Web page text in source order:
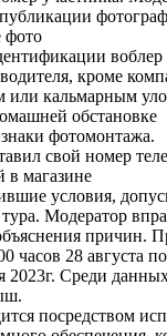
фото
кроме
или кальмарным
обстановке
фотомонтажа.
свой номер
в магазине
условия,
Модератор
причин.
часов 28 августа
2023г. Среди
посредством